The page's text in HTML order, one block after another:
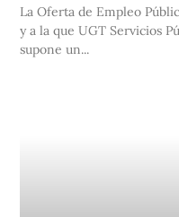
La Oferta de Empleo
y a la que UGT Servicios
supone un...